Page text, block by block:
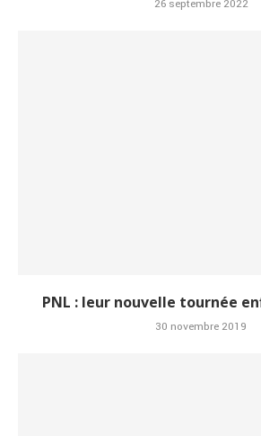
26 septembre 2022
PNL : leur nouvelle tournée
30 novembre 2019